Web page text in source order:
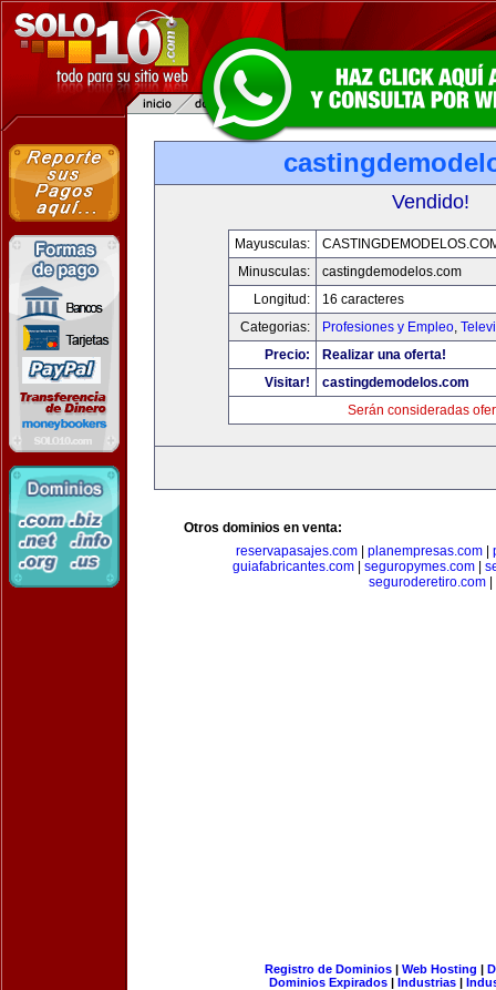
Vendido!
Mayusculas:
Minusculas:
castingdemodelos.com
Longitud:
16 caracteres
Categorias:
Profesiones y Empleo,
Precio:
Realizar una oferta!
Visitar!
castingdemodelos.com
Serán consideradas
Otros dominios en venta:
reservapasajes.com
planempresas.com
guiafabricantes.com| seguropymes.com|
seguroderetiro.com
Registro de Dominios| Web Hosting |
Dominios Expirados | Industrias |